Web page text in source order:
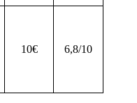
10€ 6,8/10